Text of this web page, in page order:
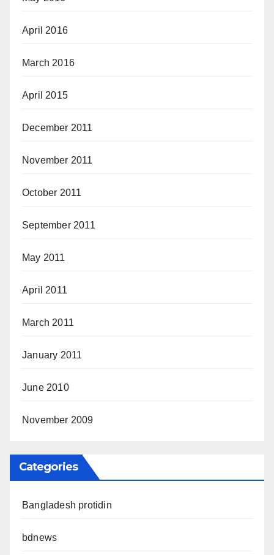
April 2016
March 2016
April 2015
December 2011
November 2011
October 2011
September 2011
May 2011
April 2011
March 2011
January 2011
June 2010
November 2009
Categories
Bangladesh protidin
bdnews